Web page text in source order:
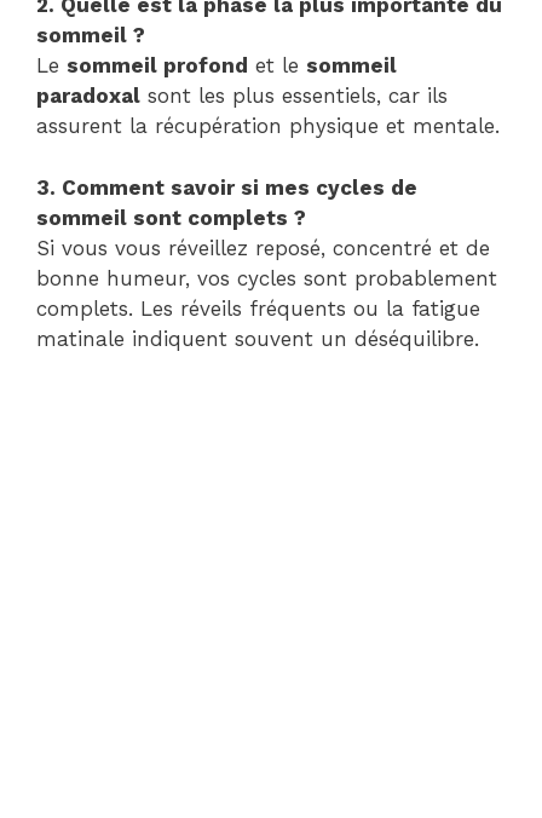
2. Quelle est la phase la plus importante du
sommeil ?
Le sommeil profond et le sommeil
paradoxal sont les plus essentiels, car ils
assurent la récupération physique et mentale.
3. Comment savoir si mes cycles de
sommeil sont complets ?
Si vous vous réveillez reposé, concentré et de
bonne humeur, vos cycles sont probablement
complets. Les réveils fréquents ou la fatigue
matinale indiquent souvent un déséquilibre.